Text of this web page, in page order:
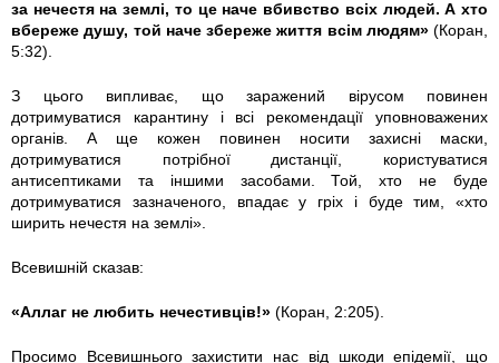
за нечестя на землі, то це наче вбивство всіх людей. А хто
вбереже душу, той наче збереже життя всім людям»(Коран,
5:32).
З цього випливає, що заражений вірусом повинен
дотримуватися карантину і всі рекомендації уповноважених
органів. А ще кожен повинен носити захисні маски,
дотримуватися потрібної дистанції, користуватися
антисептиками та іншими засобами. Той, хто не буде
дотримуватися зазначеного, впадає у гріх і буде тим, «хто
ширить нечестя на землі».
Всевишній сказав:
«Аллаг не любить нечестивців!» (Коран, 2:205).
Просимо Всевишнього захистити нас від шкоди епідемії, що